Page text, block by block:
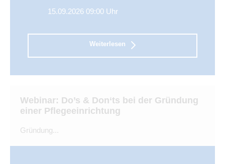
15.09.2026 09:00 Uhr
Weiterlesen
Webinar: Do’s & Don‘ts bei der Gründung
einer Pflegeeinrichtung
Gründung...